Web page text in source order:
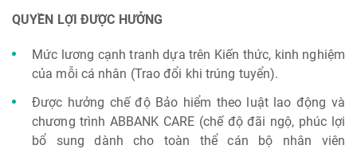
QUYỀN LỢI ĐƯỢC HƯỞNG
Mức lương cạnh tranh dựa trên Kiến thức, kinh nghiệm
của mỗi cá nhân (Trao đổi khi trúng tuyển).
Được hưởng chế độ Bảo hiểm theo luật lao động và
chương trình ABBANK CARE (chế độ đãi ngộ, phúc lợi
bổ sung dành cho toàn thể cán bộ nhân viên